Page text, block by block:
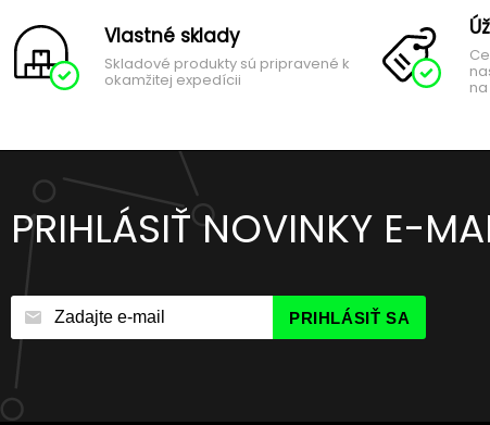
Vlastné sklady
Skladové produkty sú pripravené k
okamžitej expedícii
PRIHLÁSIŤ NOVINKY E-
PRIHLÁSIŤ SA